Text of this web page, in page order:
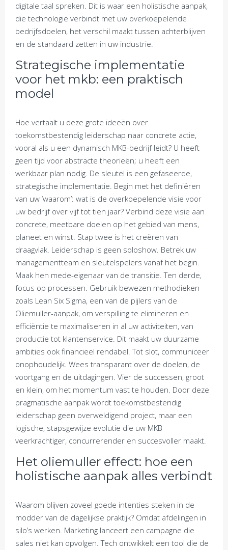
digitale taal spreken. Dit is waar een holistische aanpak,
die technologie verbindt met uw overkoepelende
bedrijfsdoelen, het verschil maakt tussen achterblijven
en de standaard zetten in uw industrie.
Strategische implementatie
voor het mkb: een praktisch
model
Hoe vertaalt u deze grote ideeën over
toekomstbestendig leiderschap naar concrete actie,
vooral als u een dynamisch MKB-bedrijf leidt? U heeft
geen tijd voor abstracte theorieën; u heeft een
werkbaar plan nodig. De sleutel is een gefaseerde,
strategische implementatie. Begin met het definiëren
van uw ‘waarom’: wat is de overkoepelende visie voor
uw bedrijf over vijf tot tien jaar? Verbind deze visie aan
concrete, meetbare doelen op het gebied van mens,
planeet en winst. Stap twee is het creëren van
draagvlak. Leiderschap is geen soloshow. Betrek uw
managementteam en sleutelspelers vanaf het begin.
Maak hen mede-eigenaar van de transitie. Ten derde,
focus op processen. Gebruik bewezen methodieken
zoals Lean Six Sigma, een van de pijlers van de
Oliemuller-aanpak, om verspilling te elimineren en
efficiëntie te maximaliseren in al uw activiteiten, van
productie tot klantenservice. Dit maakt uw duurzame
ambities ook financieel rendabel. Tot slot, communiceer
onophoudelijk. Wees transparant over de doelen, de
voortgang en de uitdagingen. Vier de successen, groot
en klein, om het momentum vast te houden. Door deze
pragmatische aanpak wordt toekomstbestendig
leiderschap geen overweldigend project, maar een
logische, stapsgewijze evolutie die uw MKB
veerkrachtiger, concurrerender en succesvoller maakt.
Het oliemuller effect: hoe een
holistische aanpak alles verbindt
Waarom blijven zoveel goede intenties steken in de
modder van de dagelijkse praktijk? Omdat afdelingen in
silo’s werken. Marketing lanceert een campagne die
sales niet kan opvolgen. Tech ontwikkelt een tool die de